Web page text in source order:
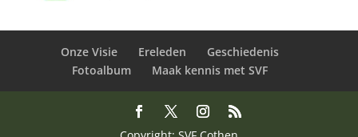
Onze Visie Ereleden
Geschiedenis
Fotoalbum
Maak kennis met SVF